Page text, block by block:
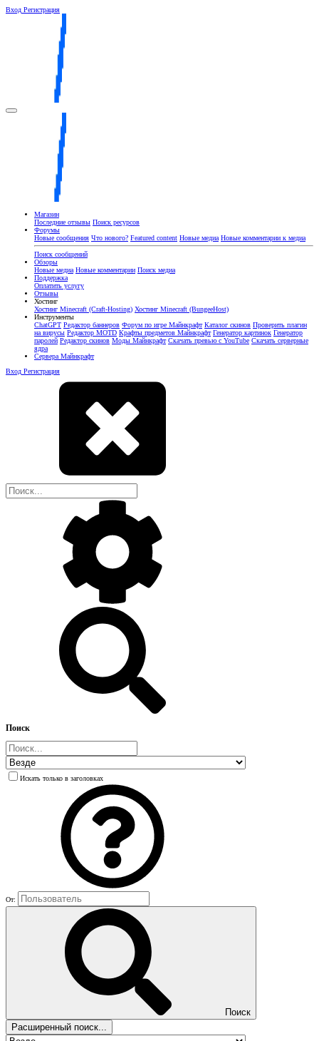
Вход Регистрация
Магазин
Последние отзывы Поиск ресурсов
Форумы
Новые сообщения Что нового? Featured content Новые медиа Новые комментарии к медиа
Поиск сообщений
Обзоры
Новые медиа Новые комментарии Поиск медиа
Поддержка
Оплатить услугу
Отзывы
Хостинг
Хостинг Minecraft (Craft-Hosting) Хостинг Minecraft (BungeeHost)
Инструменты
ChatGPT Редактор баннеров Форум по игре Майнкрафт Каталог скинов Проверить плагин
на вирусы Редактор MOTD Крафты предметов Майнкрафт Генератор картинок Генератор
паролей Редактор скинов Моды Майнкрафт Скачать превью с YouTube Скачать серверные
ядра
Сервера Майнкрафт
Вход Регистрация
Поиск
Искать только в заголовках
От:
Поиск
Расширенный поиск...